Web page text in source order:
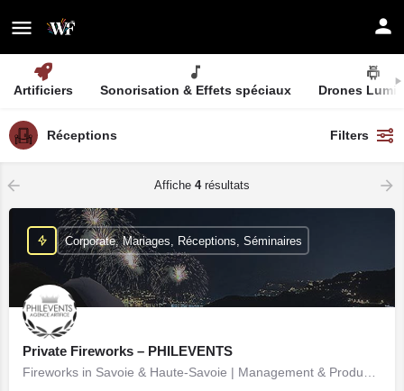
Artificiers Sonorisation & Effets spéciaux Drones
Réceptions Filters
Affiche 4résultats
Private Fireworks – PHILEVENTS
Corporate, Mariages, Réceptions, Séminaires